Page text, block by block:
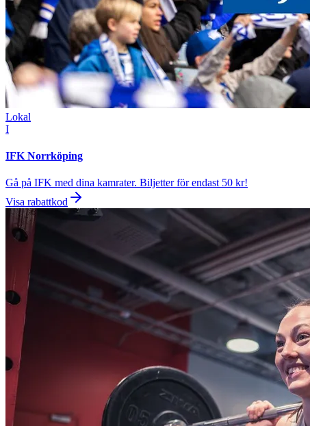
Lokal
I
IFK Norrköping
Gå på IFK med dina kamrater. Biljetter för endast 50 kr!
Visa rabattkod